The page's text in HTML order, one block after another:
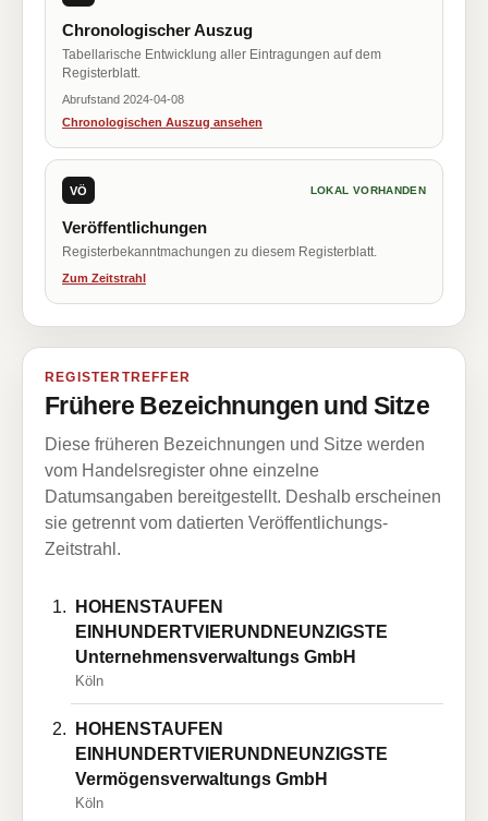
Chronologischer Auszug
Tabellarische Entwicklung aller Eintragungen auf dem
Registerblatt.
Abrufstand 2024-04-08
Chronologischen Auszug ansehen
VÖ LOKAL VORHANDEN
Veröffentlichungen
Registerbekanntmachungen zu diesem Registerblatt.
Zum Zeitstrahl
REGISTERTREFFER
Frühere Bezeichnungen und Sitze
Diese früheren Bezeichnungen und Sitze werden
vom Handelsregister ohne einzelne
Datumsangaben bereitgestellt. Deshalb erscheinen
sie getrennt vom datierten Veröffentlichungs-
Zeitstrahl.
HOHENSTAUFEN
EINHUNDERTVIERUNDNEUNZIGSTE
Unternehmensverwaltungs GmbH
Köln
HOHENSTAUFEN
EINHUNDERTVIERUNDNEUNZIGSTE
Vermögensverwaltungs GmbH
Köln